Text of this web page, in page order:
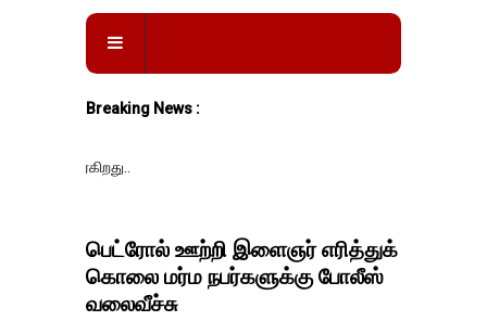
Breaking News :
பெட்ரோல் ஊற்றி இளைஞர் எரித்துக்
கொலை மர்ம நபர்களுக்கு போலீஸ்
வலைவீச்சு